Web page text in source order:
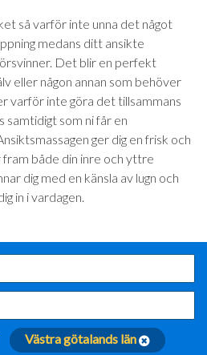
så varför inte unna det något
medans ditt ansikte
Det blir en perfekt
eller någon annan som behöver
varför inte göra det tillsammans
samtidigt som ni får en
ger dig en frisk och
både din inre och yttre
dig med en känsla av lugn och
in i vardagen.
Västra götalands län